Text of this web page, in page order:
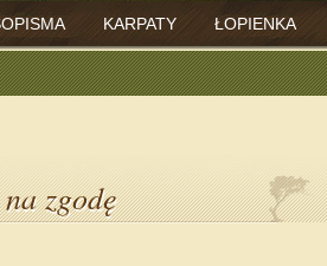
KARPATY ŁOPIENKA
zgodę